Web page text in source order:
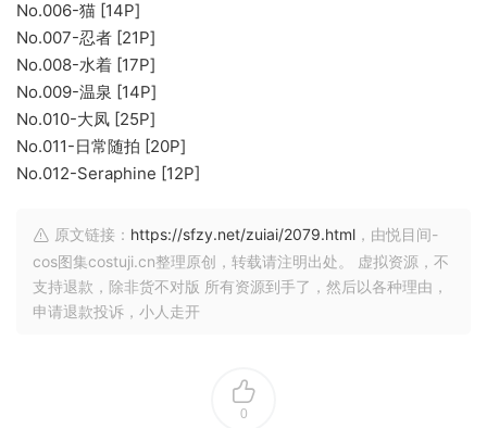
No.006-猫 [14P]
No.007-忍者 [21P]
No.008-水着 [17P]
No.009-温泉 [14P]
No.010-大凤 [25P]
No.011-日常随拍 [20P]
No.012-Seraphine [12P]
原文链接： https://sfzy.net/zuiai/2079.html ，由悦目间-
cos图集costuji.cn整理原创，转载请注明出处。 虚拟资源，不
支持退款，除非货不对版 所有资源到手了，然后以各种理由，
申请退款投诉，小人走开
0